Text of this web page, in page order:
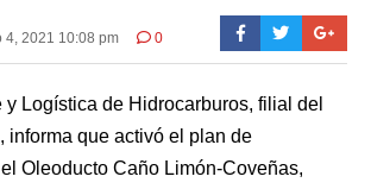
4, 2021 10:08 pm 0
y Logística de Hidrocarburos, filial del
informa que activó el plan de
Oleoducto Caño Limón-Coveñas,